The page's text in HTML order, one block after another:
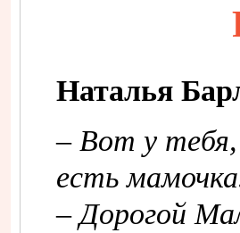
Наталья
– Вот у
есть
– Дорогой